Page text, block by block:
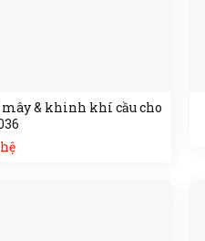
mây & khinh khí cầu cho